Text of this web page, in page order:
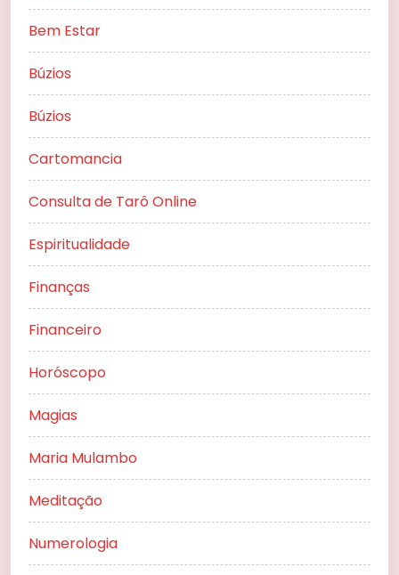
Bem Estar
Búzios
Búzios
Cartomancia
Consulta de Tarô Online
Espiritualidade
Finanças
Financeiro
Horóscopo
Magias
Maria Mulambo
Meditação
Numerologia